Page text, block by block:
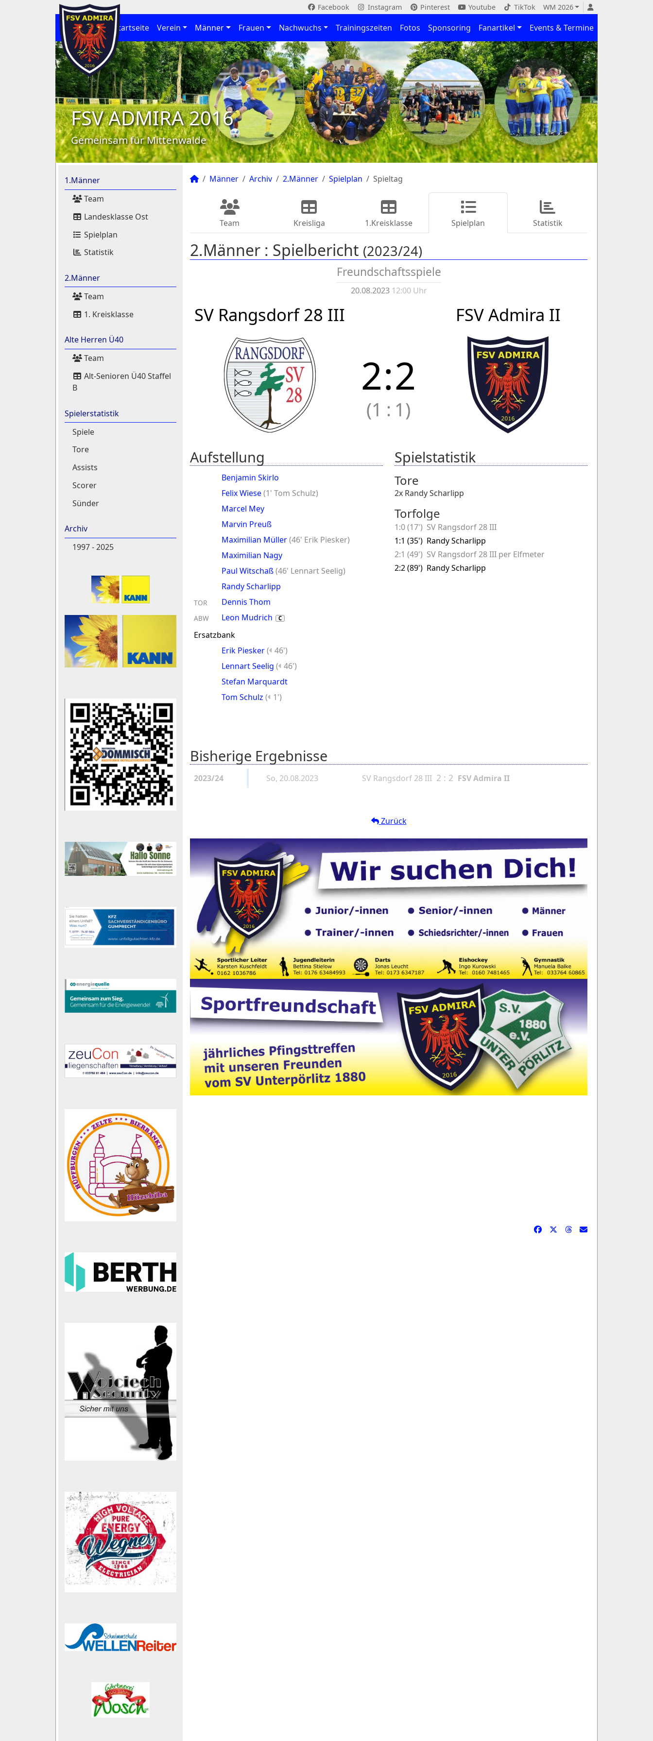
Facebook Instagram Pinterest Youtube TikTok WM 2026
Startseite Verein Männer Frauen Nachwuchs Trainingszeiten Fotos Sponsoring Fanartikel Events & Termine
FSV ADMIRA 2016
Gemeinsam für Mittenwalde
1.Männer
Team
Landesklasse Ost
Spielplan
Statistik
2.Männer
Team
1. Kreisklasse
Alte Herren Ü40
Team
Alt-Senioren Ü40 Staffel
B
Spielerstatistik
Spiele
Tore
Assists
Scorer
Sünder
Archiv
1997 - 2025
Männer Archiv 2.Männer Spielplan Spieltag
Team Kreisliga 1.Kreisklasse Spielplan Statistik
2.Männer : Spielbericht (2023/24)
Freundschaftsspiele
20.08.2023 12:00 Uhr
SV Rangsdorf 28 III FSV Admira II
2:2
(1 : 1)
Aufstellung
Benjamin Skirlo
Felix Wiese(1' Tom Schulz)
Marcel Mey
Marvin Preuß
Maximilian Müller(46' Erik Piesker)
Maximilian Nagy
Paul Witschaß(46' Lennart Seelig)
Randy Scharlipp
TOR Dennis Thom
ABW Leon Mudrich C
Ersatzbank
Erik Piesker( 46')
Lennart Seelig ( 46')
Stefan Marquardt
Tom Schulz ( 1')
Spielstatistik
Tore
2x Randy Scharlipp
Torfolge
1:0 (17') SV Rangsdorf 28 III
1:1 (35') Randy Scharlipp
2:1 (49') SV Rangsdorf 28 III per Elfmeter
2:2 (89') Randy Scharlipp
Bisherige Ergebnisse
2023/24 So, 20.08.2023 SV Rangsdorf 28 III 2 : 2 FSV Admira II
Zurück